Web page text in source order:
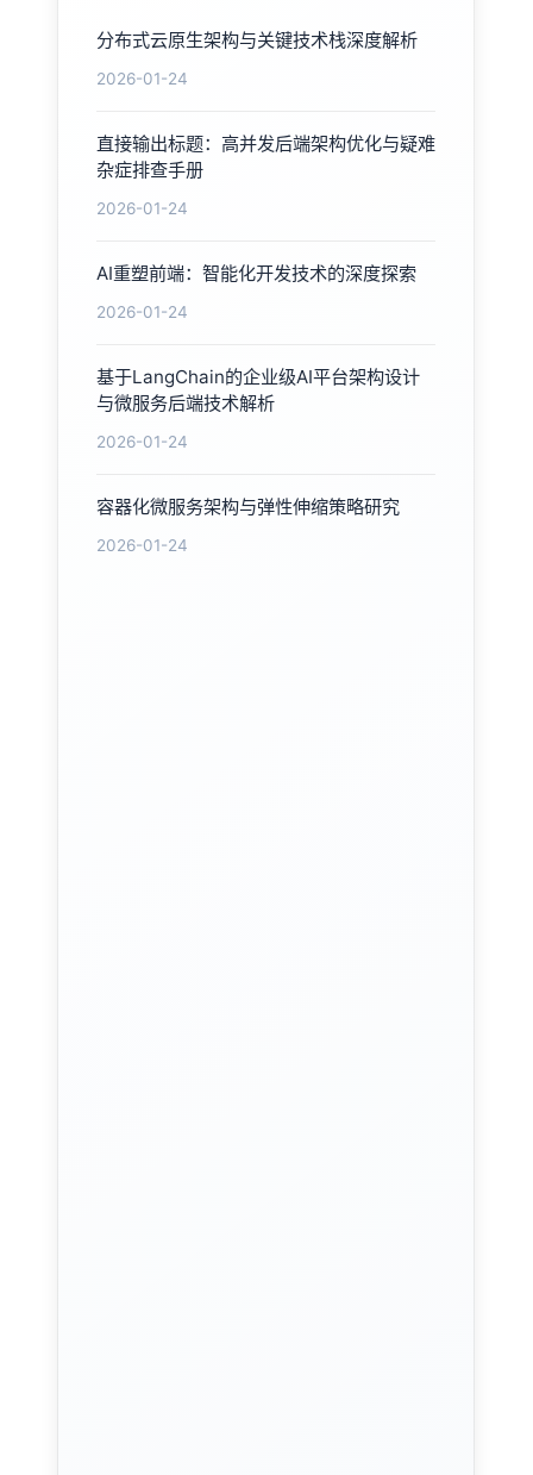
分布式云原生架构与关键技术栈深度解析
2026-01-24
直接输出标题：高并发后端架构优化与疑难
杂症排查手册
2026-01-24
AI重塑前端：智能化开发技术的深度探索
2026-01-24
基于LangChain的企业级AI平台架构设计
与微服务后端技术解析
2026-01-24
容器化微服务架构与弹性伸缩策略研究
2026-01-24